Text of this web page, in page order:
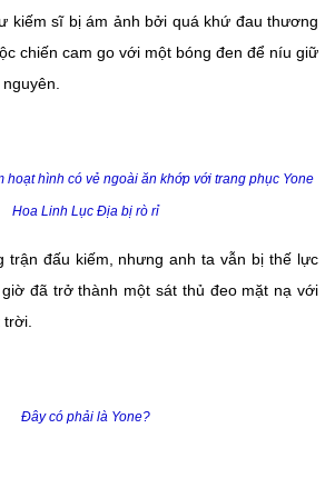
kiếm sĩ bị ám ảnh bởi quá khứ đau thương
chiến cam go với một bóng đen để níu giữ
hoạt hình có vẻ ngoài ăn khớp với trang phục Yone
Hoa Linh Lục Địa bị rò rỉ
trận đấu kiếm, nhưng anh ta vẫn bị thế lực
đã trở thành một sát thủ đeo mặt nạ với
Đây có phải là Yone?